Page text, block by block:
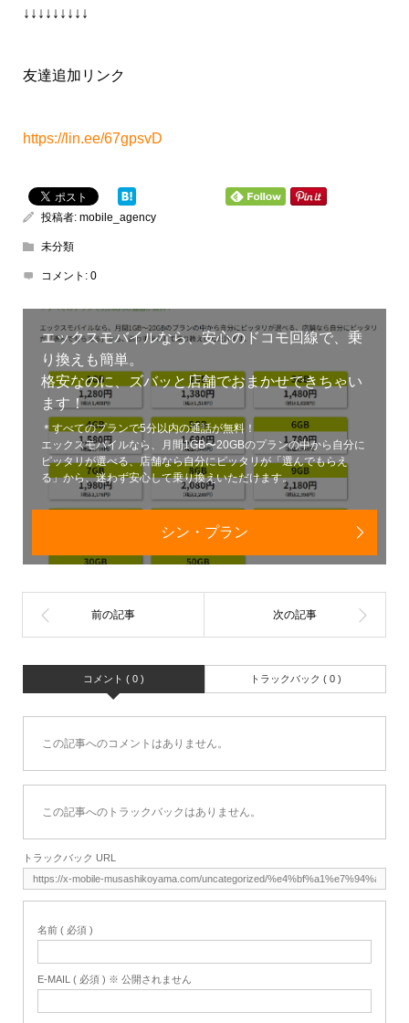
↓↓↓↓↓↓↓↓↓
友達追加リンク
https://lin.ee/67gpsvD
投稿者: mobile_agency
未分類
コメント: 0
エックスモバイルなら、安心のドコモ回線で、乗
り換えも簡単。
格安なのに、ズバッと店舗でおまかせできちゃい
ます！
＊すべてのプランで5分以内の通話が無料！
エックスモバイルなら、月間1GB〜20GBのプランの中から自分に
ピッタリが選べる、店舗なら自分にピッタリが「選んでもらえ
る」から、迷わず安心して乗り換えいただけます。
シン・プラン
コメント ( 0 ) トラックバック ( 0 )
この記事へのコメントはありません。
この記事へのトラックバックはありません。
トラックバック URL
名前 ( 必須 )
E-MAIL ( 必須 ) ※ 公開されません